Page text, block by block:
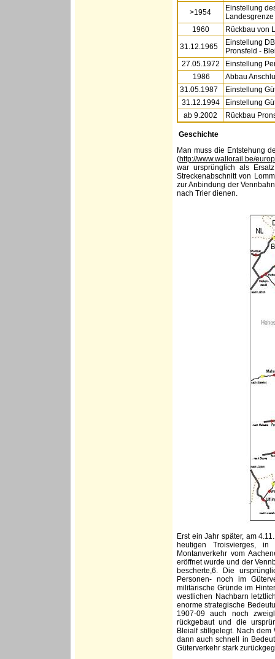
>1954
Einstellung
1960
Rückbau von
31.12.1965
Einstellung
Pronsfeld -
27.05.1972
Einstellung
1986
Abbau
31.05.1987
Einstellung
31.12.1994
Einstellung
ab 9.2002
Rückbau
Geschichte
Man muss die Entstehung
(http://www.wallorail.be/
war ursprünglich als
Streckenabschnitt von
zur Anbindung der
nach Trier dienen.
Erst ein Jahr später, am
heutigen Troisvierges,
Montanverkehr vom
eröffnet wurde und der
bescherte,6. Die
Personen- noch im
militärische Gründe im
westlichen Nachbarn
enorme strategische
1907-09 auch noch
rückgebaut und die
Bleialf stillgelegt. Nach
dann auch schnell in
Güterverkehr stark